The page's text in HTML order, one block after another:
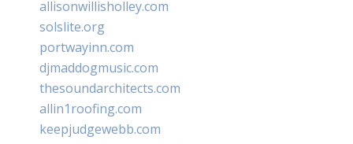
allisonwillisholley.com
solslite.org
portwayinn.com
djmaddogmusic.com
thesoundarchitects.com
allin1roofing.com
keepjudgewebb.com